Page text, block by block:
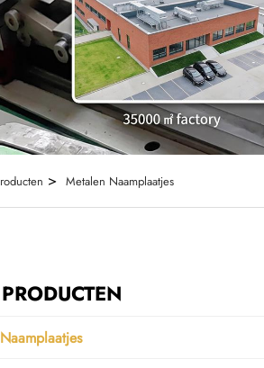
> Metalen Naamplaatjes